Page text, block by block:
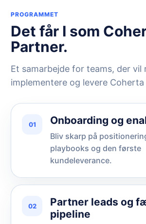
PROGRAMMET
Det får I som
Partner.
Et samarbejde for teams, der vil
implementere og levere
01 Onboarding og
Bliv skarp på
playbooks og den første
kundeleverance.
02
Partner leads og
pipeline